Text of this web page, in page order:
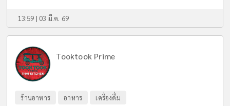
13:59 | 03 มี.ค. 69
Tooktook Prime
ร้านอาหาร อาหาร เครื่องดื่ม